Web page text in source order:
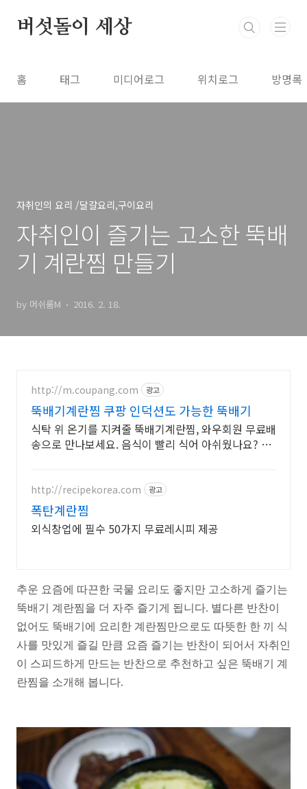
버섯돌이 세상
홈 태그 미디어로그 위치로그 방명록
자취인의 요리 /달걀요리,구이요리
자취인이 즐기는 고소한 뚝배
기 계란찜 만들기
by 머쉬룸M 2016. 2. 18.
http://m.coupang.com 광고
뚝배기계란찜 쿠팡 인덕션도 가능한 뚝배기
식탁 위 온기를 지켜줄 뚝배기계란찜, 와우회원 무료배
송으로 만나보세요. 음식이 빨리 식어 아쉬웠나요? 따
http://recipekorea.com 광고
폭탄계란찜
외식창업에 필수 50가지 무료레시피 제공
추운 요즘에 따끈한 국물 요리도 좋지만 고소하게 즐기는
뚝배기 계란찜을 더 자주 즐기게 됩니다. 별다른 반찬이
없어도 뚝배기에 요리한 계란찜만으로도 따뜻한 한 끼 식
사를 맛있게 즐길 만큼 요즘 즐기는 반찬이 되어서 자취인
이 스피드하게 만드는 반찬으로 추천하고 싶은 뚝배기 계
란찜을 소개해 봅니다.